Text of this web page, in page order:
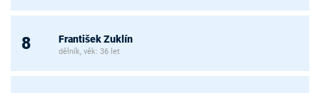
8 František Zuklín
dělník, věk: 36 let